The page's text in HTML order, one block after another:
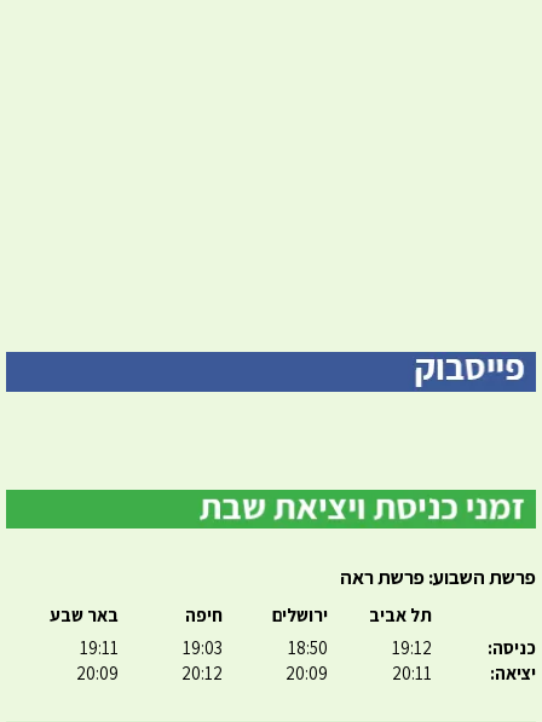
פרשת השבוע: פרשת ראה
כניסה:
יציאה:
תל אביב
19:12
20:11
ירושלים
18:50
20:09
חיפה
19:03
20:12
באר שבע
19:11
20:09